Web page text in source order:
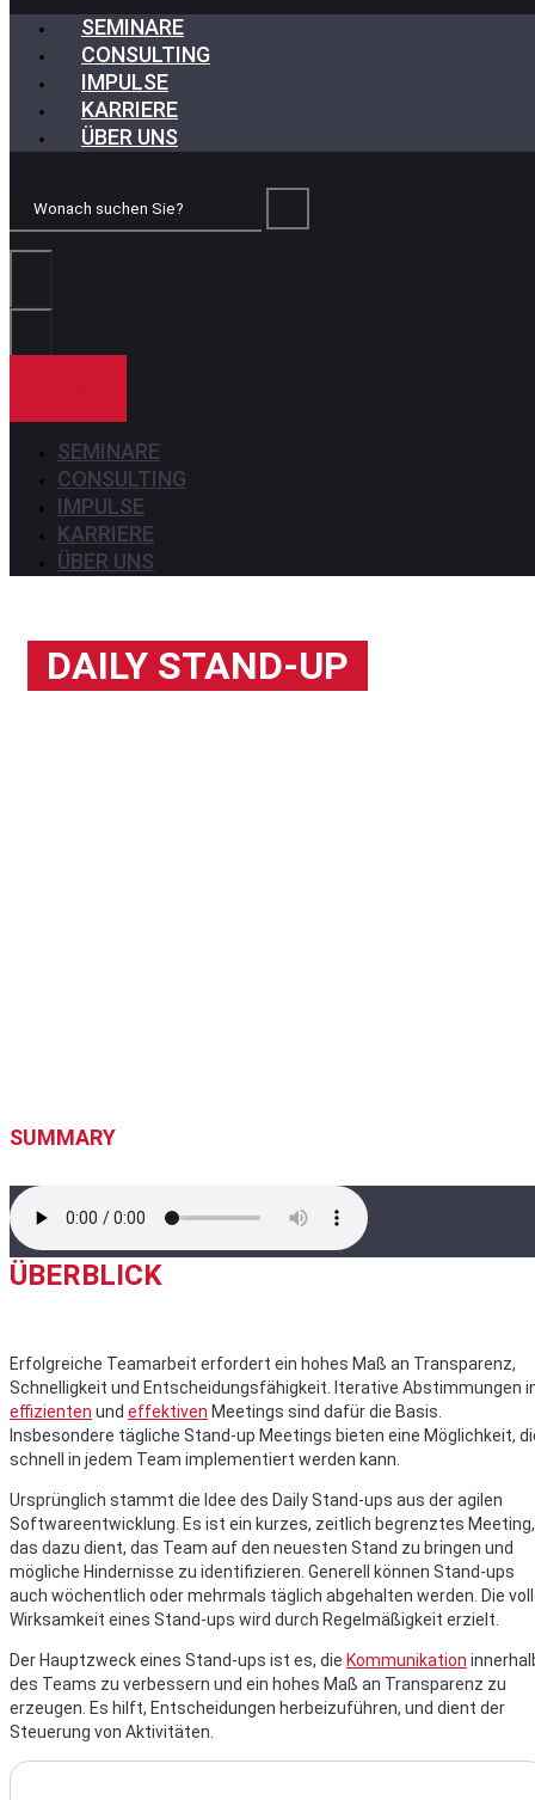
SEMINARE
CONSULTING
IMPULSE
KARRIERE
ÜBER UNS
Wonach
Sie?
SEMINARE
CONSULTING
IMPULSE
KARRIERE
ÜBER UNS
DAILY STAND-UP
SUMMARY
ÜBERBLICK
Erfolgreiche Teamarbeit erfordert ein hohes Maß an Transparenz,
Schnelligkeit und Entscheidungsfähigkeit. Iterative Abstimmungen
effizienten und effektiven Meetings sind dafür die Basis.
Insbesondere tägliche Stand-up Meetings bieten eine Möglichkeit,
schnell in jedem Team implementiert werden kann.
Ursprünglich stammt die Idee des Daily Stand-ups aus der agilen
Softwareentwicklung. Es ist ein kurzes, zeitlich begrenztes Meeting,
das dazu dient, das Team auf den neuesten Stand zu bringen und
mögliche Hindernisse zu identifizieren. Generell können Stand-ups
auch wöchentlich oder mehrmals täglich abgehalten werden. Die
Wirksamkeit eines Stand-ups wird durch Regelmäßigkeit erzielt.
Der Hauptzweck eines Stand-ups ist es, die Kommunikation
des Teams zu verbessern und ein hohes Maß an Transparenz zu
erzeugen. Es hilft, Entscheidungen herbeizuführen, und dient der
Steuerung von Aktivitäten.